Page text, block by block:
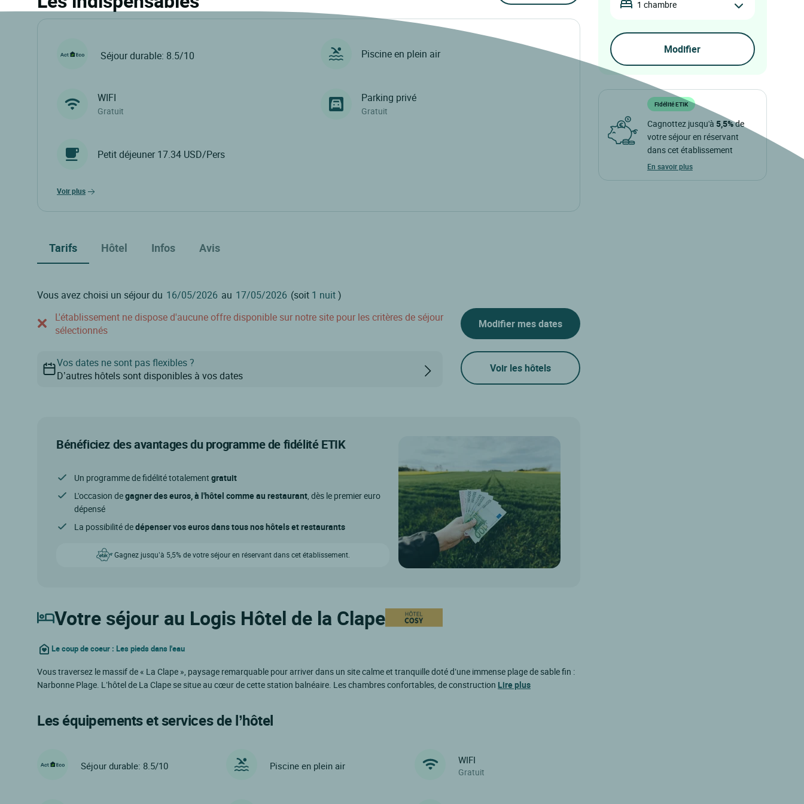
Séjour durable: 8.5/10 Piscine en plein air
WIFI
Gratuit
Parking privé
Gratuit
Petit déjeuner 17.34 USD/Pers
voir plus
Tarifs Hôtel Infos Avis
Vous avez choisi un séjour du au (soit 1 nuit)
L'établissement ne dispose d'aucune offre disponible sur notre site pour les critères de séjour
sélectionnés
Modifier mes dates
Vos dates ne sont pas flexibles ?
D’autres hôtels sont disponibles à vos dates
Voir les hôtels
Bénéficiez des avantages du programme de fidélité ETIK
Un programme de fidélité totalement gratuit
L'occasion degagner des euros, à l'hôtel comme au restaurant, dès le premier euro
dépensé
La possibilité dedépenser vos euros dans tous nos hôtels et restaurants
Gagnez jusqu’à 5,5% de votre séjour en réservant dans cet établissement.
Votre séjour au Logis Hôtel de la Clape
Le coup de coeur : Les pieds dans l'eau
Vous traversez le massif de « La Clape », paysage remarquable pour arriver dans un site calme et tranquille doté d’une immense plage de sable fin :
Narbonne Plage. L’hôtel de La Clape se situe au cœur de cette station balnéaire. Les chambres confortables, de construction Lire plus
Les équipements et services de l’hôtel
Séjour durable: 8.5/10 Piscine en plein air WIFI
Gratuit
1 chambre
Fidélité ETIK
Cagnottez jusqu'à 5,5%de
votre séjour en réservant
dans cet établissement
En savoir plus